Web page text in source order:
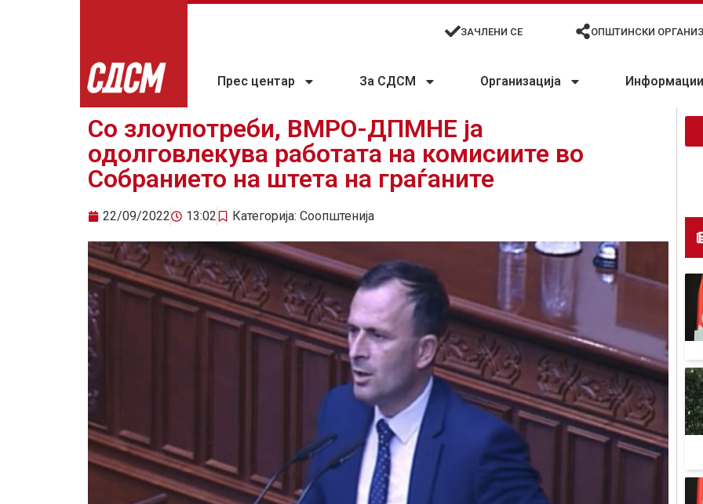
ЗАЧЛЕНИ СЕ ОПШТИНСКИ
Прес центар За СДСМ Организација Информации
Со злоупотреби, ВМРО-ДПМНЕ ја
одолговлекува работата на комисиите во
Собранието на штета на граѓаните
22/09/2022 13:02 Категорија: Соопштенија